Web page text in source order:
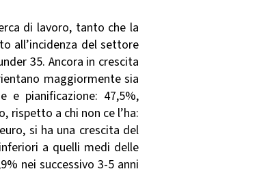
di lavoro, tanto che la
all’incidenza del settore
35. Ancora in crescita
maggiormente sia
e pianificazione: 47,5%,
rispetto a chi non ce l’ha:
si ha una crescita del
a quelli medi delle
nei successivo 3-5 anni